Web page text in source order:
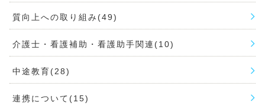
質向上への取り組み(49)
介護士・看護補助・看護助手関連(10)
中途教育(28)
連携について(15)